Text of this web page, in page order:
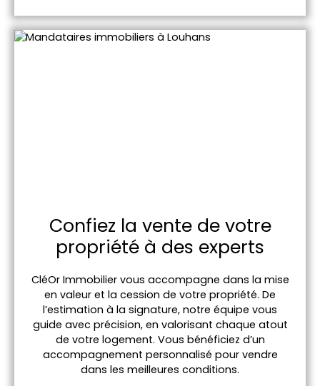
Confiez la vente de votre
propriété à des experts
CléOr Immobilier vous accompagne dans la mise
en valeur et la cession de votre propriété. De
l’estimation à la signature, notre équipe vous
guide avec précision, en valorisant chaque atout
de votre logement. Vous bénéficiez d’un
accompagnement personnalisé pour vendre
dans les meilleures conditions.